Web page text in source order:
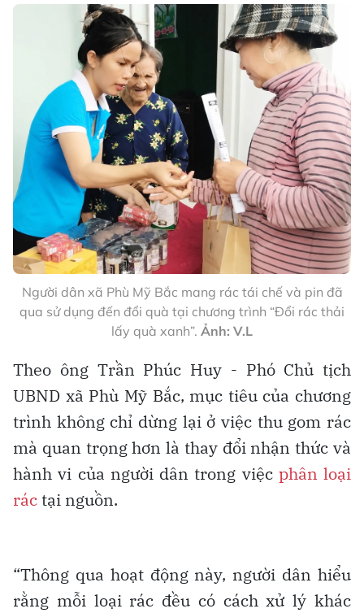
Người dân xã Phù Mỹ Bắc mang rác tái chế và pin đã
qua sử dụng đến đổi quà tại chương trình “Đổi rác thải
lấy quà xanh”. Ảnh: V.L
Theo ông Trần Phúc Huy - Phó Chủ tịch
UBND xã Phù Mỹ Bắc, mục tiêu của chương
trình không chỉ dừng lại ở việc thu gom rác
mà quan trọng hơn là thay đổi nhận thức và
hành vi của người dân trong việc phân loại
ráctại nguồn.
“Thông qua hoạt động này, người dân hiểu
rằng mỗi loại rác đều có cách xử lý khác